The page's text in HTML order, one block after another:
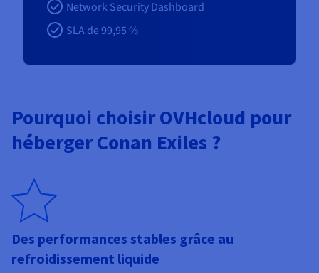
Network Security Dashboard
SLA de 99,95 %
Pourquoi choisir OVHcloud pour
héberger Conan Exiles ?
Des performances stables grâce au
refroidissement liquide